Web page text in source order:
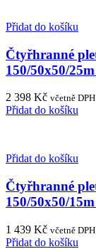
Přidat do košíku
Čtyřhranné
150/50x50/
2 398 Kč včetně DPH
Přidat do košíku
Přidat do košíku
Čtyřhranné
150/50x50/
1 439 Kč včetně DPH
Přidat do košíku